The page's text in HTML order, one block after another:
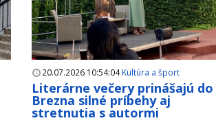
20.07.2026 10:54:04Kultúra a šport
Literárne večery prinášajú do
Brezna silné príbehy aj
stretnutia s autormi